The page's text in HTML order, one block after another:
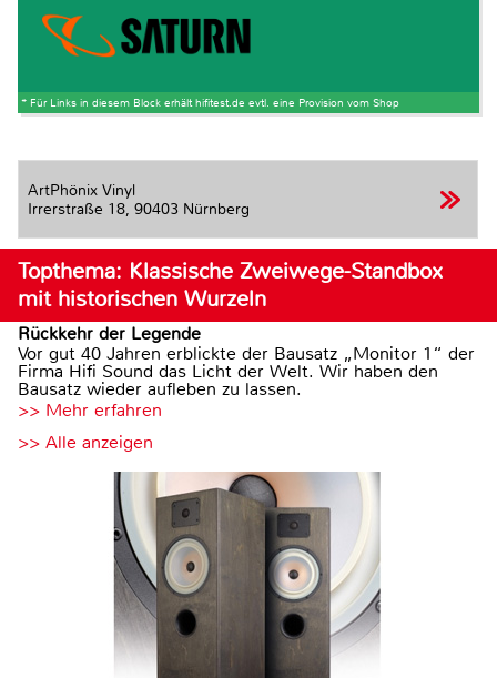
* Für Links in diesem Block erhält hifitest.de evtl. eine Provision vom Shop
ArtPhönix Vinyl
Irrerstraße 18, 90403 Nürnberg
Topthema: Klassische Zweiwege-Standbox
mit historischen Wurzeln
Rückkehr der Legende
Vor gut 40 Jahren erblickte der Bausatz „Monitor 1“ der
Firma Hifi Sound das Licht der Welt. Wir haben den
Bausatz wieder aufleben zu lassen.
>> Mehr erfahren
>> Alle anzeigen